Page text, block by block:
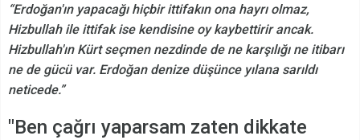
“Erdoğan'ın yapacağı hiçbir ittifakın ona hayrı olmaz,
Hizbullah ile ittifak ise kendisine oy kaybettirir ancak.
Hizbullah'ın Kürt seçmen nezdinde de ne karşılığı ne itibarı
ne de gücü var. Erdoğan denize düşünce yılana sarıldı
neticede.”
"Ben çağrı yaparsam zaten dikkate